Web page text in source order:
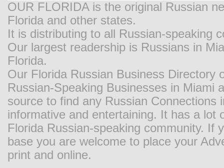
OUR FLORIDA is the original Russian
Florida and other states.
It is distributing to all Russian-speaking
Our largest readership is Russians in
Florida.
Our Florida Russian Business Directory
Russian-Speaking Businesses in Miami
source to find any Russian
informative and entertaining. It has a
Florida Russian-speaking community. If
base you are welcome to place your
print and online.